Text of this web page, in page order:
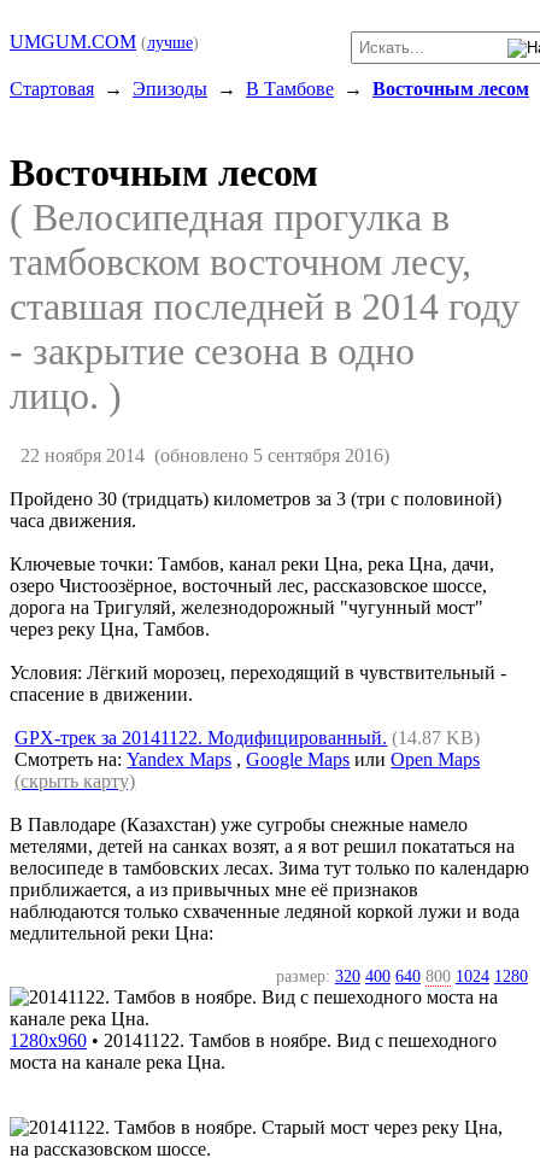
UMGUM.COM (лучше)
Стартовая → Эпизоды → В Тамбове → Восточным лесом
Восточным лесом
( Велосипедная прогулка в
тамбовском восточном лесу,
ставшая последней в 2014 году
- закрытие сезона в одно
лицо. )
22 ноября 2014(обновлено 5 сентября 2016)
Пройдено 30 (тридцать) километров за 3 (три с половиной)
часа движения.
Ключевые точки: Тамбов, канал реки Цна, река Цна, дачи,
озеро Чистоозёрное, восточный лес, рассказовское шоссе,
дорога на Тригуляй, железнодорожный "чугунный мост"
через реку Цна, Тамбов.
Условия: Лёгкий морозец, переходящий в чувствительный -
спасение в движении.
GPX-трек за 20141122. Модифицированный. (14.87 KB)
Смотреть на:Yandex Maps ,Google Maps илиOpen Maps
(скрыть карту)
В Павлодаре (Казахстан) уже сугробы снежные намело
метелями, детей на санках возят, а я вот решил покататься на
велосипеде в тамбовских лесах. Зима тут только по календарю
приближается, а из привычных мне её признаков
наблюдаются только схваченные ледяной коркой лужи и вода
медлительной реки Цна:
размер: 320 400 640 800 1024 1280
1280x960 • 20141122. Тамбов в ноябре. Вид с пешеходного
моста на канале река Цна.